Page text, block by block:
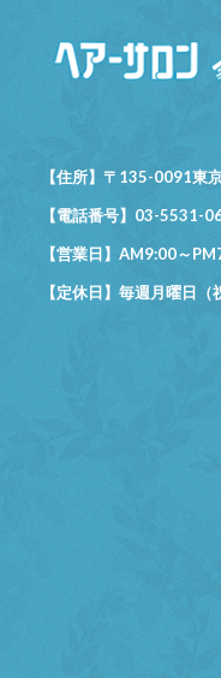
【住所】〒135-0091東
【電話番号】03-5531-
【営業日】AM9:00～
【定休日】毎週月曜日